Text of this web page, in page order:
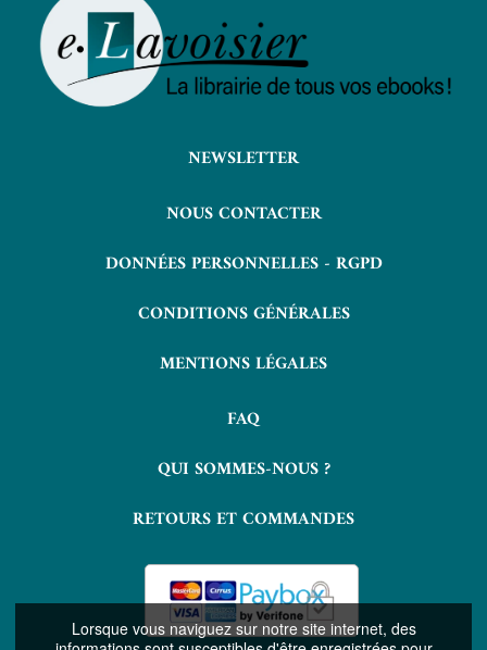
Lorsque vous naviguez sur notre site internet, des
NEWSLETTER
NOUS CONTACTER
DONNÉES PERSONNELLES - RGPD
CONDITIONS GÉNÉRALES
MENTIONS LÉGALES
FAQ
QUI SOMMES-NOUS ?
RETOURS ET COMMANDES